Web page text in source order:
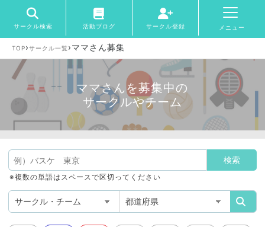
サークル検索 活動ブログ サークル登録 メニュー
TOP›サークル一覧 ›ママさん募集
ママさんを募集中の
サークルやチーム
※複数の単語はスペースで区切ってください